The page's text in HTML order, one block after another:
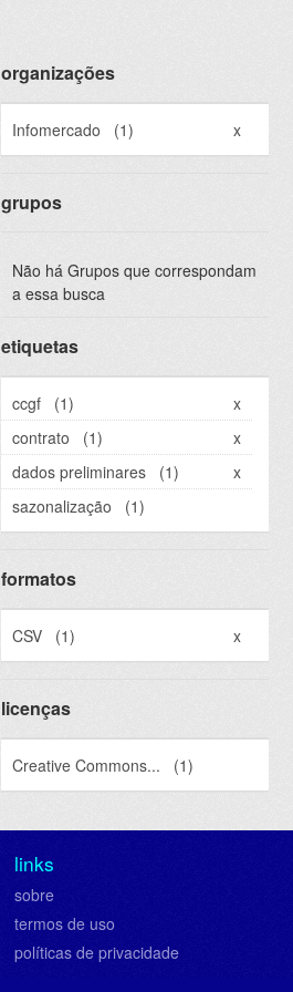
organizações
Infomercado (1) x
grupos
Não há Grupos que correspondam
a essa busca
etiquetas
ccgf (1)
x
contrato
(1)
x
dados preliminares
(1)
x
sazonalização
(1)
formatos
CSV (1) x
licenças
Creative Commons... (1)
links
sobre
termos de uso
políticas de privacidade